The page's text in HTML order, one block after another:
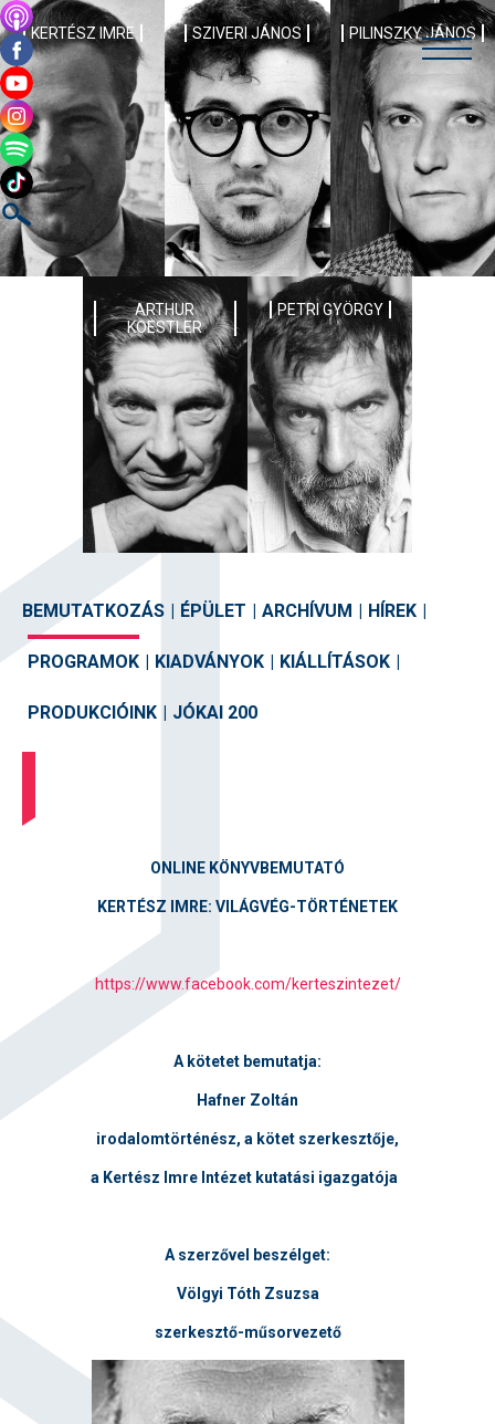
KERTÉSZ IMRE SZIVERI JÁNOS PILINSZKY JÁNOS
ARTHUR
KOESTLER
PETRI GYÖRGY
BEMUTATKOZÁS | ÉPÜLET | ARCHÍVUM | HÍREK |
PROGRAMOK | KIADVÁNYOK | KIÁLLÍTÁSOK |
PRODUKCIÓINK | JÓKAI 200
ONLINE KÖNYVBEMUTATÓ
KERTÉSZ IMRE: VILÁGVÉG-TÖRTÉNETEK
https://www.facebook.com/kerteszintezet/
A kötetet bemutatja:
Hafner Zoltán
irodalomtörténész, a kötet szerkesztője,
a Kertész Imre Intézet kutatási igazgatója
A szerzővel beszélget:
Völgyi Tóth Zsuzsa
szerkesztő-műsorvezető